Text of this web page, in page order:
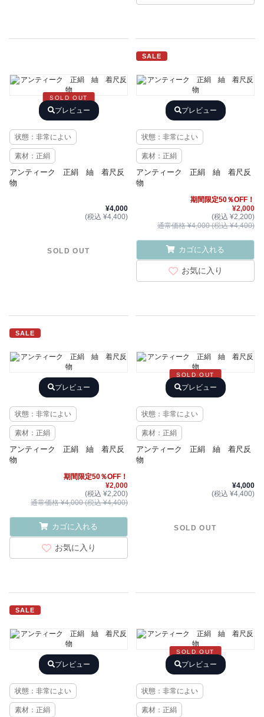
SOLD OUT
プレビュー
状態：非常によい
素材：正絹
アンティーク 正絹 紬 着尺反
物
¥4,000
(税込 ¥4,400)
SOLD OUT
SALE
プレビュー
状態：非常によい
素材：正絹
アンティーク 正絹 紬 着尺反
物
期間限定50％OFF！
¥2,000
(税込 ¥2,200)
通常価格 ¥4,000 (税込 ¥4,400)
カゴに入れる
お気に入り
SALE
プレビュー
状態：非常によい
素材：正絹
アンティーク 正絹 紬 着尺反
物
期間限定50％OFF！
¥2,000
(税込 ¥2,200)
通常価格 ¥4,000 (税込 ¥4,400)
カゴに入れる
お気に入り
SOLD OUT
プレビュー
状態：非常によい
素材：正絹
アンティーク 正絹 紬 着尺反
物
¥4,000
(税込 ¥4,400)
SOLD OUT
SALE
プレビュー
状態：非常によい
素材：正絹
SOLD OUT
プレビュー
状態：非常によい
素材：正絹